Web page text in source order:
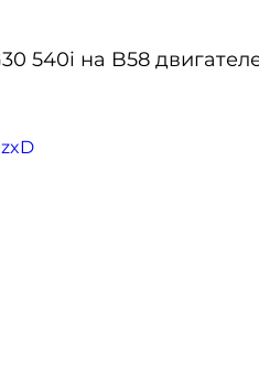
540i на B58